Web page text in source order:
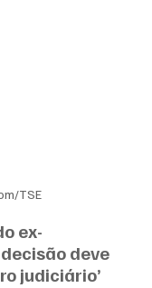
TSE
ex-
deve
judiciário’